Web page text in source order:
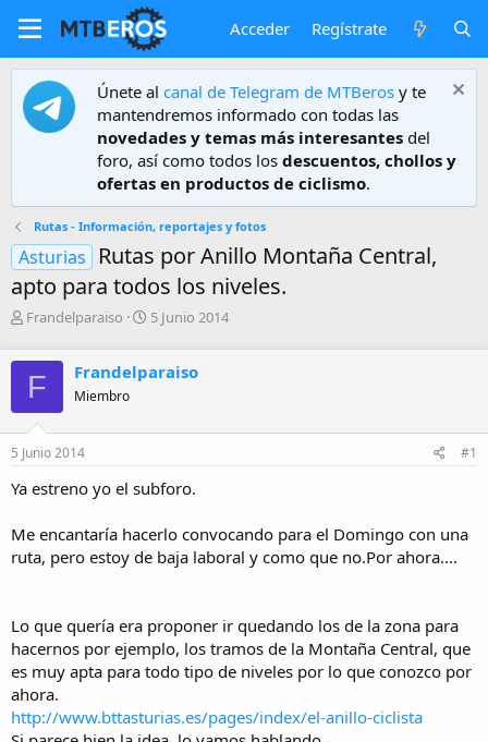
Acceder Regístrate
Únete al canal de Telegram de MTBeros y te
mantendremos informado con todas las
novedades y temas más interesantes del
foro, así como todos los descuentos, chollos y
ofertas en productos de ciclismo.
Rutas - Información, reportajes y fotos
Asturias
Rutas por Anillo Montaña Central,
apto para todos los niveles.
A
o
r
Frandelparaiso
F
h
e
i
i
o
5 Junio 2014
F Frandelparaiso
Miembro
5 Junio 2014 #1
Ya estreno yo el subforo.
Me encantaría hacerlo convocando para el Domingo con una
ruta, pero estoy de baja laboral y como que no.Por ahora....
Lo que quería era proponer ir quedando los de la zona para
hacernos por ejemplo, los tramos de la Montaña Central, que
es muy apta para todo tipo de niveles por lo que conozco por
ahora.
http://www.bttasturias.es/pages/index/el-anillo-ciclista